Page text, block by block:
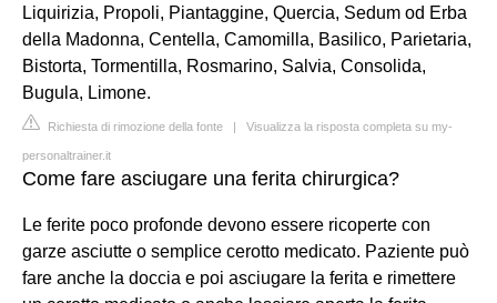
Liquirizia, Propoli, Piantaggine, Quercia, Sedum od Erba
della Madonna, Centella, Camomilla, Basilico, Parietaria,
Bistorta, Tormentilla, Rosmarino, Salvia, Consolida,
Bugula, Limone.
Richiesta di rimozione della fonte | Visualizza la risposta completa su my-
personaltrainer.it
Come fare asciugare una ferita chirurgica?
Le ferite poco profonde devono essere ricoperte con
garze asciutte o semplice cerotto medicato. Paziente può
fare anche la doccia e poi asciugare la ferita e rimettere